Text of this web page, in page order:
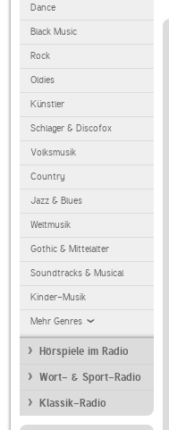
Dance
Black Music
Rock
Oldies
Künstler
Schlager & Discofox
Volksmusik
Country
Jazz & Blues
Weltmusik
Gothic & Mittelalter
Soundtracks & Musical
Kinder-Musik
Mehr Genres
Hörspiele im Radio
Wort- & Sport-Radio
Klassik-Radio